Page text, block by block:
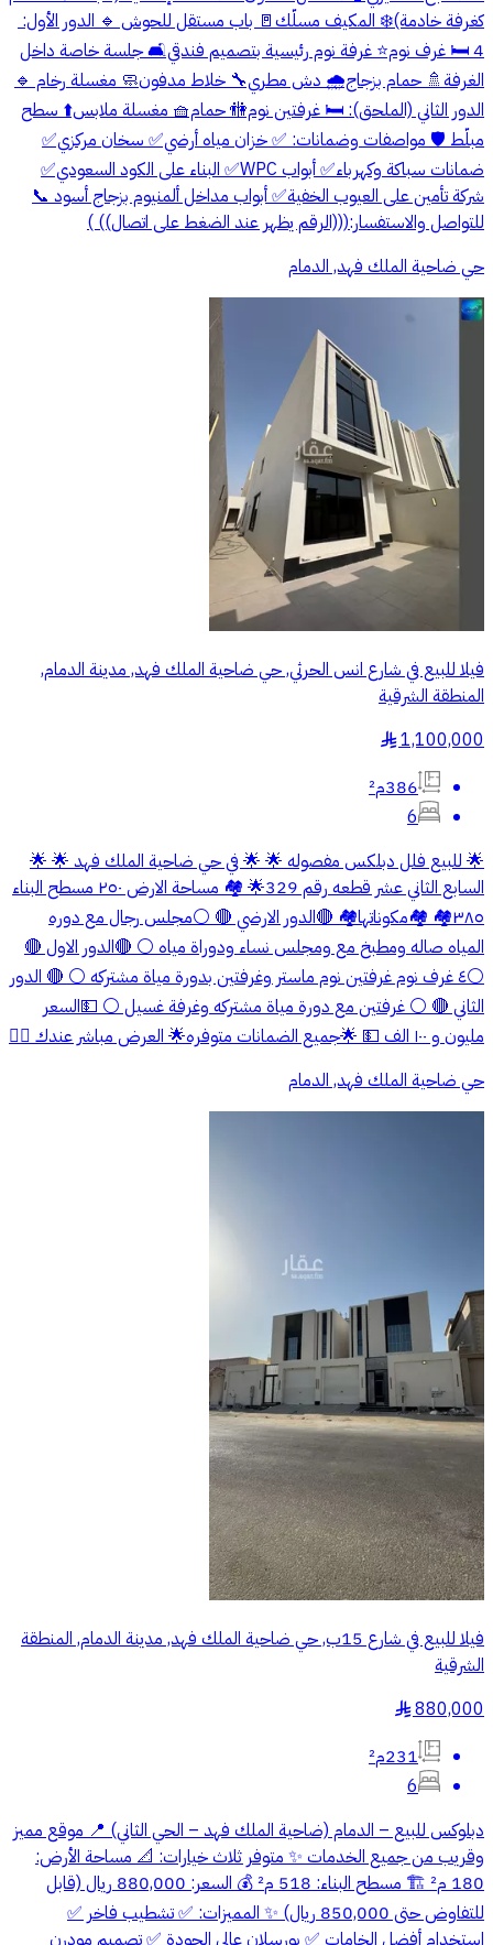
🛏️ 4 غرف نوم ⭐ غرفة نوم رئيسية بتصميم فندقي 🛋️ جلسة خاصة داخل
الغرفة 🚿 حمام بزجاج 🌧️ دش مطري 🔧 خلاط مدفون 🧼 مغسلة رخام ‎🔹
الدور الثاني (الملحق): ‎🛏️ غرفتين نوم 🚻 حمام 🧺 مغسلة ملابس ⬆️ سطح
مبلّط ‎🛡️ مواصفات وضمانات: ‎✅ خزان مياه أرضي ✅ سخان مركزي ✅
ضمانات سباكة وكهرباء ✅ أبواب WPC ✅ البناء على الكود السعودي ✅
شركة تأمين على العيوب الخفية ✅ أبواب مداخل ألمنيوم بزجاج أسود ‎📞
للتواصل والاستفسار: (((الرقم يظهر عند الضغط على اتصال)) )
حي ضاحية الملك فهد, الدمام
فيلا للبيع في شارع انس الحرثي, حي ضاحية الملك فهد, مدينة الدمام,
المنطقة الشرقية
1,100,000
§
386م²
6
🌟 للبيع فلل دبلكس مفصوله 🌟 🌟 في حي ضاحية الملك فهد 🌟 🌟
السابع الثاني عشر قطعه رقم 329🌟 🏘️ مساحة الارض ٢٥٠ مسطح البناء
٣٨٥🏘️ 🏘️مكوناتها🏘️ 🔴الدور الارضي 🔴 ⚪مجلس رجال مع دوره
المياه صاله ومطبخ مع ومجلس نساء ودوراة مياه ⚪ 🔴الدور الاول 🔴
⚪٤ غرف نوم غرفتين نوم ماستر وغرفتين بدورة مياة مشتركه ⚪ 🔴 الدور
الثاني 🔴 ⚪ غرفتين مع دورة مياة مشتركه وغرفة غسيل ⚪ 💵السعر
مليون و ١٠٠ الف 💵 🌟جميع الضمانات متوفره🌟 العرض مباشر عندك 👍🏼
حي ضاحية الملك فهد, الدمام
فيلا للبيع في شارع 15ب, حي ضاحية الملك فهد, مدينة الدمام, المنطقة
الشرقية
880,000
§
231م²
6
دبلوكس للبيع – الدمام (ضاحية الملك فهد – الحي الثاني) 📍 موقع مميز
وقريب من جميع الخدمات ✨ متوفر ثلاث خيارات: 📐 مساحة الأرض:
180 م² 🏗️ مسطح البناء: 518 م² 💰 السعر: 880,000 ريال (قابل
للتفاوض حتى 850,000 ريال) ✨ المميزات: ✅ تشطيب فاخر ✅